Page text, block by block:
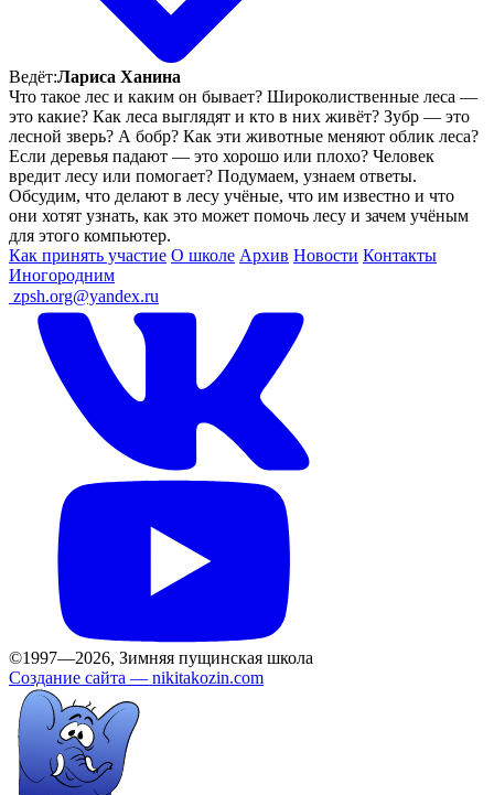
Ведёт:Лариса Ханина
Что такое лес и каким он бывает? Широколиственные леса —
это какие? Как леса выглядят и кто в них живёт? Зубр — это
лесной зверь? А бобр? Как эти животные меняют облик леса?
Если деревья падают — это хорошо или плохо? Человек
вредит лесу или помогает? Подумаем, узнаем ответы.
Обсудим, что делают в лесу учёные, что им известно и что
они хотят узнать, как это может помочь лесу и зачем учёным
для этого компьютер.
Как принять участие О школе Архив Новости Контакты
Иногородним
zpsh.org@yandex.ru
©1997—2026, Зимняя пущинская школа
Создание сайта — nikitakozin.com